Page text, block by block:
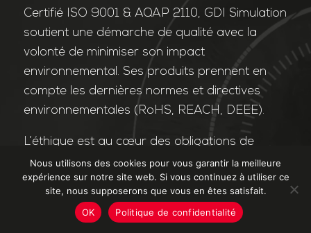
Certifié ISO 9001 & AQAP 2110, GDI Simulation
soutient une démarche de qualité avec la
volonté de minimiser son impact
environnemental. Ses produits prennent en
compte les dernières normes et directives
environnementales (RoHS, REACH, DEEE).
L’éthique est au cœur des obligations de
l’entreprise et de ses valeurs. Nos affaires
sont conduites dans le strict respect des
différentes lois applicables dans le domaine
de la lutte contre la corruption et le trafic
Nous utilisons des cookies pour vous garantir la meilleure
expérience sur notre site web. Si vous continuez à utiliser ce
site, nous supposerons que vous en êtes satisfait.
OK
Politique de confidentialité